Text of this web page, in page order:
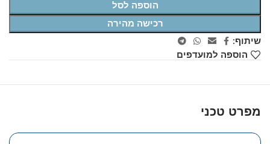
הוספה לסל
רכישה מהירה
שיתוף:
הוספה למועדפים
מפרט טכני